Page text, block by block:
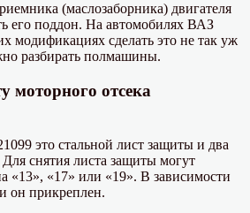
(маслозаборника) двигателя
его поддон. На автомобилях ВАЗ
модификациях сделать это не так уж
разбирать полмашины.
моторного отсека
это стальной лист защиты и два
снятия листа защиты могут
«13», «17» или «19». В зависимости
он прикреплен.